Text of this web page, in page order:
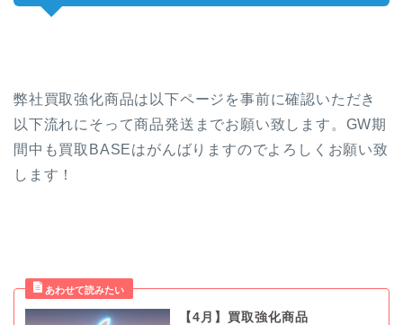
弊社買取強化商品は以下ページを事前に確認いただき
以下流れにそって商品発送までお願い致します。GW期
間中も買取BASEはがんばりますのでよろしくお願い致
します！
【4月】買取強化商品